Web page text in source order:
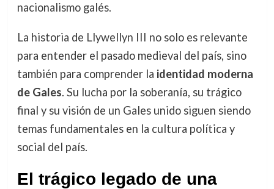
nacionalismo galés.
La historia de Llywellyn III no solo es relevante
para entender el pasado medieval del país, sino
también para comprender la identidad moderna
de Gales. Su lucha por la soberanía, su trágico
final y su visión de un Gales unido siguen siendo
temas fundamentales en la cultura política y
social del país.
El trágico legado de una